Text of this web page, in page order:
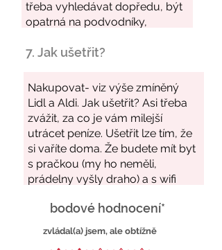
7. Jak ušetřit?
bodové hodnocení*
zvládal(a) jsem, ale obtížně